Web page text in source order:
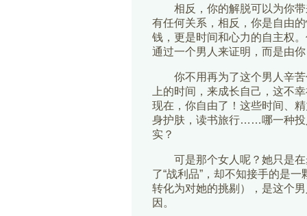
相反，你的解脱可以为你
有任何关系，相反，你是自由
钱，更是时间和心力的自主权
通过一个男人来证明，而是由
你不用再为了这个男人辛
上的时间，来成长自己，这不
现在，你自由了！这些时间、
身护肤，读书旅行……哪一种投
实？
可是那个女人呢？她只是
了“战利品”，却不知接手的是
转化为对她的挑剔），是这个
因。